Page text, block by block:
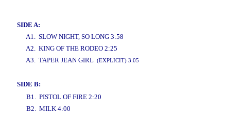
SIDE A:
A1. SLOW NIGHT, SO LONG 3:58
A2. KING OF THE RODEO 2:25
A3. TAPER JEAN GIRL (EXPLICIT) 3:05
SIDE B:
B1. PISTOL OF FIRE 2:20
B2. MILK 4:00